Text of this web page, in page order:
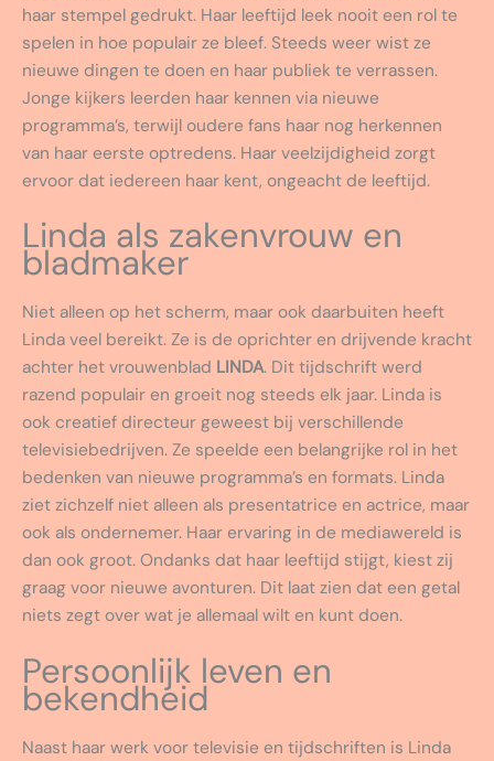
haar stempel gedrukt. Haar leeftijd leek nooit een rol te
spelen in hoe populair ze bleef. Steeds weer wist ze
nieuwe dingen te doen en haar publiek te verrassen.
Jonge kijkers leerden haar kennen via nieuwe
programma’s, terwijl oudere fans haar nog herkennen
van haar eerste optredens. Haar veelzijdigheid zorgt
ervoor dat iedereen haar kent, ongeacht de leeftijd.
Linda als zakenvrouw en
bladmaker
Niet alleen op het scherm, maar ook daarbuiten heeft
Linda veel bereikt. Ze is de oprichter en drijvende kracht
achter het vrouwenblad LINDA. Dit tijdschrift werd
razend populair en groeit nog steeds elk jaar. Linda is
ook creatief directeur geweest bij verschillende
televisiebedrijven. Ze speelde een belangrijke rol in het
bedenken van nieuwe programma’s en formats. Linda
ziet zichzelf niet alleen als presentatrice en actrice, maar
ook als ondernemer. Haar ervaring in de mediawereld is
dan ook groot. Ondanks dat haar leeftijd stijgt, kiest zij
graag voor nieuwe avonturen. Dit laat zien dat een getal
niets zegt over wat je allemaal wilt en kunt doen.
Persoonlijk leven en
bekendheid
Naast haar werk voor televisie en tijdschriften is Linda